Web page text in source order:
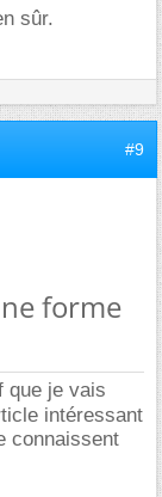
sûr.
#9
forme
que je vais
intéressant
connaissent